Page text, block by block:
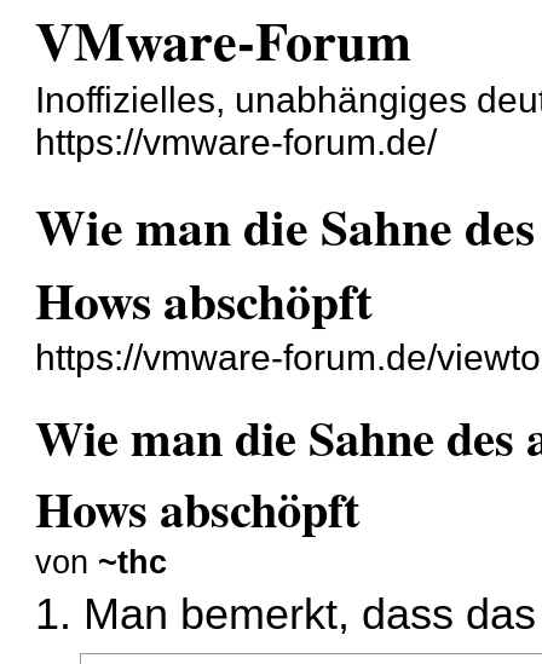
VMware-Forum
Inoffizielles, unabhängiges
https://vmware-forum.de/
Wie man die Sahne
Hows abschöpft
https://vmware-forum.de/
Wie man die Sahne
Hows abschöpft
von ~thc
1. Man bemerkt, dass